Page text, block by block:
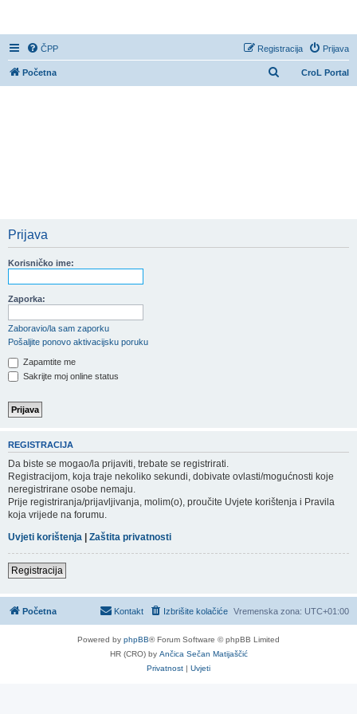
ČPP Prijava
Registracija
CroL Portal
Početna
Prijava
Korisničko ime:
Zaporka:
Zaboravio/la sam zaporku
Pošaljite ponovo aktivacijsku poruku
Zapamtite me
Sakrijte moj online status
REGISTRACIJA
Da biste se mogao/la prijaviti, trebate se registrirati.
Registracijom, koja traje nekoliko sekundi, dobivate ovlasti/mogućnosti koje
neregistrirane osobe nemaju.
Prije registriranja/prijavljivanja, molim(o), proučite Uvjete korištenja i Pravila
koja vrijede na forumu.
Uvjeti korištenja | Zaštita privatnosti
Registracija
Početna Vremenska zona: UTC+01:00
Izbrišite kolačiće
Kontakt
Powered by phpBB® Forum Software © phpBB Limited
HR (CRO) by Ančica Sečan Matijaščić
Privatnost | Uvjeti